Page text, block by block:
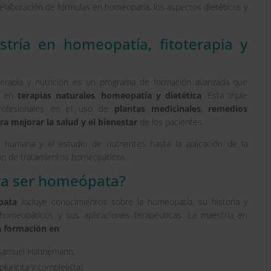
Nutrición
de fórmulas en homeopatía, los aspectos dietéticos y
en homeopatía, fitoterapia y
y nutrición es un programa de formación avanzada que
en terapias naturales, homeopatía y dietética . Esta triple
en el uso de plantas medicinales, remedios
mejorar la salud y el bienestar de los pacientes.
y el estudio de nutrientes hasta la aplicación de la
de tratamientos homeopáticos.
ser homeópata?
incluye conocimientos sobre la homeopatía, su historia y
y sus aplicaciones terapéuticas. La maestría en
formación en:
Hahnemann.
y complejista)